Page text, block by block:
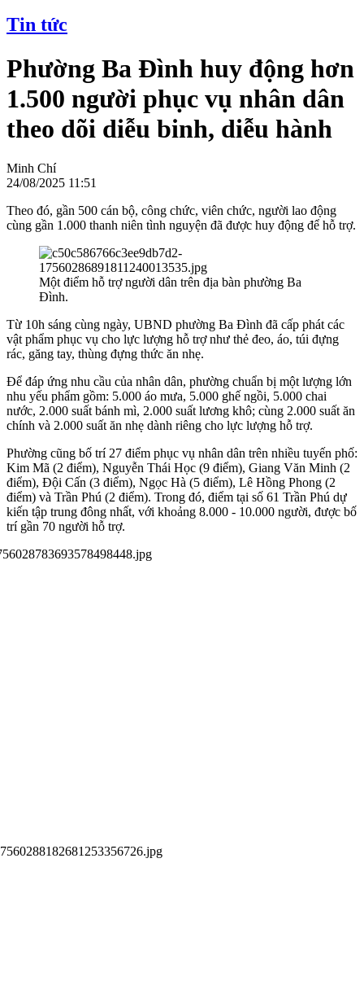
Tin tức
Phường Ba Đình huy động hơn
1.500 người phục vụ nhân dân
theo dõi diễu binh, diễu hành
Minh Chí
24/08/2025 11:51
Theo đó, gần 500 cán bộ, công chức, viên chức, người lao động
cùng gần 1.000 thanh niên tình nguyện đã được huy động để hỗ trợ.
Một điểm hỗ trợ người dân trên địa bàn phường Ba
Đình.
Từ 10h sáng cùng ngày, UBND phường Ba Đình đã cấp phát các
vật phẩm phục vụ cho lực lượng hỗ trợ như thẻ đeo, áo, túi đựng
rác, găng tay, thùng đựng thức ăn nhẹ.
Để đáp ứng nhu cầu của nhân dân, phường chuẩn bị một lượng lớn
nhu yếu phẩm gồm: 5.000 áo mưa, 5.000 ghế ngồi, 5.000 chai
nước, 2.000 suất bánh mì, 2.000 suất lương khô; cùng 2.000 suất ăn
chính và 2.000 suất ăn nhẹ dành riêng cho lực lượng hỗ trợ.
Phường cũng bố trí 27 điểm phục vụ nhân dân trên nhiều tuyến phố:
Kim Mã (2 điểm), Nguyễn Thái Học (9 điểm), Giang Văn Minh (2
điểm), Đội Cấn (3 điểm), Ngọc Hà (5 điểm), Lê Hồng Phong (2
điểm) và Trần Phú (2 điểm). Trong đó, điểm tại số 61 Trần Phú dự
kiến tập trung đông nhất, với khoảng 8.000 - 10.000 người, được bố
trí gần 70 người hỗ trợ.